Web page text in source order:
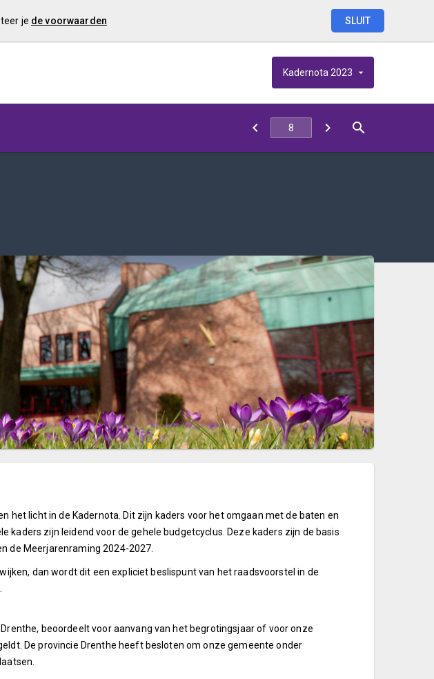
je de voorwaarden SLUIT
Kadernota 2023
het licht in de Kadernota. Dit zijn kaders voor het omgaan met de baten en
kaders zijn leidend voor de gehele budgetcyclus. Deze kaders zijn de basis
de Meerjarenraming 2024-2027.
dan wordt dit een expliciet beslispunt van het raadsvoorstel in de
beoordeelt voor aanvang van het begrotingsjaar of voor onze
De provincie Drenthe heeft besloten om onze gemeente onder